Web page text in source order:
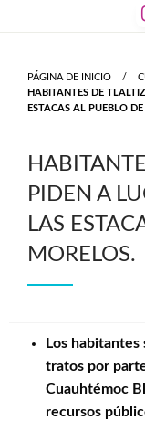
al
PÁGINA DE INICIO
HABITANTES DE
ESTACAS AL PUEBLO
PIDEN A
LAS
MORELOS.
Los
tratos por
Cuauhtémoc
recursos